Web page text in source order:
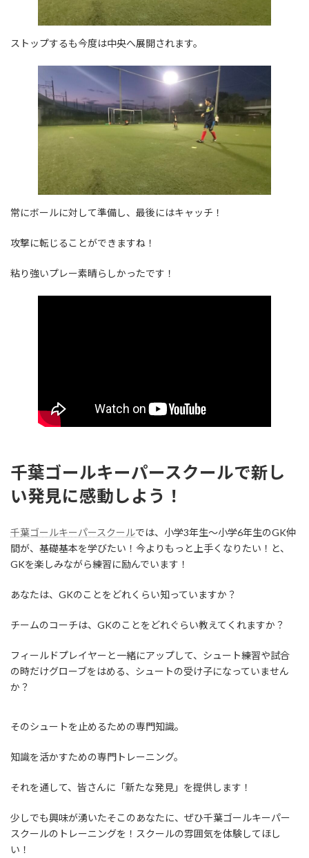
ストップするも今度は中央へ展開されます。
常にボールに対して準備し、最後にはキャッチ！
攻撃に転じることができますね！
粘り強いプレー素晴らしかったです！
千葉ゴールキーパースクールで新し
い発見に感動しよう！
千葉ゴールキーパースクールでは、小学3年生～小学6年生のGK仲
間が、基礎基本を学びたい！今よりもっと上手くなりたい！と、
GKを楽しみながら練習に励んでいます！
あなたは、GKのことをどれくらい知っていますか？
チームのコーチは、GKのことをどれぐらい教えてくれますか？
フィールドプレイヤーと一緒にアップして、シュート練習や試合
の時だけグローブをはめる、シュートの受け子になっていません
か？
そのシュートを止めるための専門知識。
知識を活かすための専門トレーニング。
それを通して、皆さんに「新たな発見」を提供します！
少しでも興味が湧いたそこのあなたに、ぜひ千葉ゴールキーパー
スクールのトレーニングを！スクールの雰囲気を体験してほし
い！